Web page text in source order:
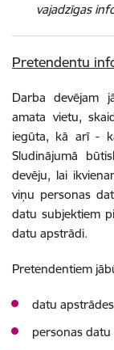
vajadzīgas
Pretendentu
Darba devējam
amata vietu,
iegūta, kā arī -
Sludinājumā
devēju, lai
viņu personas
datu subjektiem
datu apstrādi.
Pretendentiem
datu
personas datu